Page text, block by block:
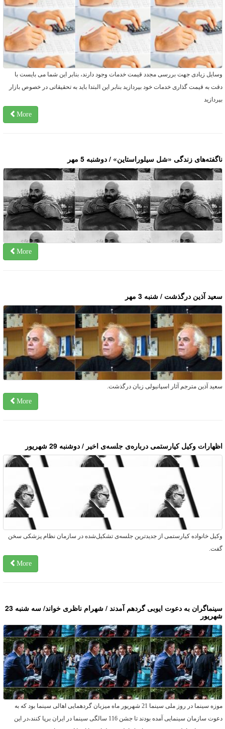
زیادی جهت بررسی مجدد قیمت خدمات وجود دارند، بنابر این شما می بایست با
به قیمت گذاری خدمات خود بپردازید بنابر این البتدا باید به تحقیقاتی در خصوص بازار
More
زندگی «شل سیلوراستاین» / دوشنبه 5 مهر
More
آذین درگذشت / شنبه 3 مهر
آذین مترجم آثار اسپانیولی‌ زبان درگذشت.
More
وکیل کیارستمی درباره‌ی جلسه‌ی اخیر / دوشنبه 29 شهریور
خانواده کیارستمی از جدیدترین جلسه‌ی تشکیل‌شده در سازمان نظام پزشکی سخن
More
سینماگران به دعوت ایوبی گردهم آمدند / شهرام ناظری خواند/ سه شنبه 23
موزه سینما در روز ملی سینما 21 شهریور ماه میزبان گردهمایی اهالی سینما بود که به
دعوت سازمان سینمایی آمده بودند تا جشن 116 سالگی سینما در ایران برپا کنند،در این